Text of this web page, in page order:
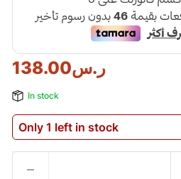
ر.س138.00
In stock
Only 1 left in stock